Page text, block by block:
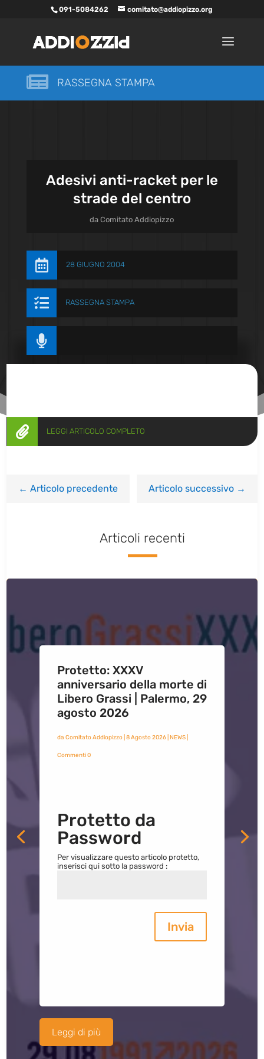
091-5084262 comitato@addiopizzo.org
 RASSEGNA STAMPA
Adesivi anti-racket per le
strade del centro
daComitato Addiopizzo
 28 GIUGNO 2004
 RASSEGNA STAMPA

 LEGGI ARTICOLO COMPLETO
←Articolo precedente Articolo successivo→
Articoli recenti
Protetto: XXXV
anniversario della morte di
Libero Grassi | Palermo, 29
agosto 2026
da Comitato Addiopizzo| 8 Agosto 2026| NEWS|
Commenti 0
Protetto da
Password
Per visualizzare questo articolo protetto,
inserisci qui sotto la password :
Invia
Leggi di più